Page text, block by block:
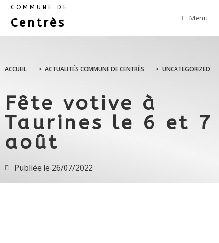
COMMUNE DE
Centrès Menu
ACCUEIL > ACTUALITÉS COMMUNE DE CENTRÈS > UNCATEGORIZED
Fête votive à
Taurines le 6 et 7
août
Publiée le 26/07/2022